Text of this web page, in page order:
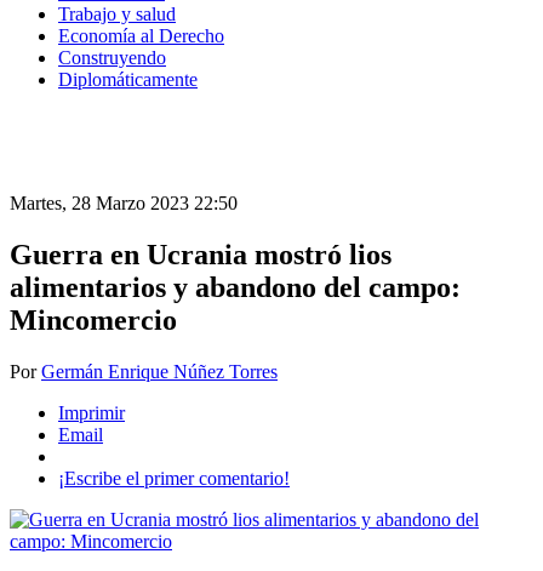
Trabajo y salud
Economía al Derecho
Construyendo
Diplomáticamente
Martes, 28 Marzo 2023 22:50
Guerra en Ucrania mostró lios
alimentarios y abandono del campo:
Mincomercio
PorGermán Enrique Núñez Torres
Imprimir
Email
¡Escribe el primer comentario!